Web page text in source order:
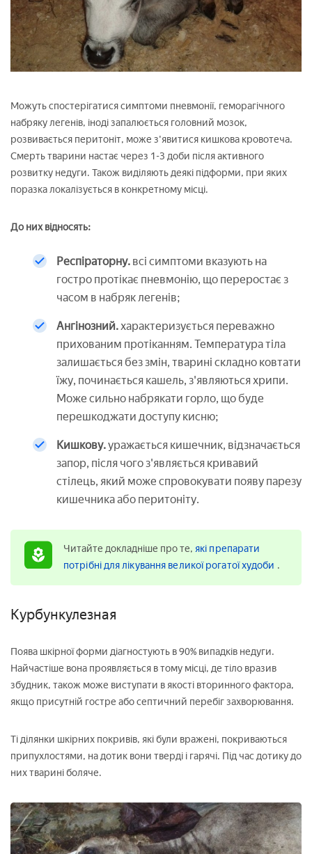
Можуть спостерігатися симптоми пневмонії, геморагічного
набряку легенів, іноді запалюється головний мозок,
розвивається перитоніт, може з'явитися кишкова кровотеча.
Смерть тварини настає через 1-3 доби після активного
розвитку недуги. Також виділяють деякі підформи, при яких
поразка локалізується в конкретному місці.
До них відносять:
Респіраторну. всі симптоми вказують на
гостро протікає пневмонію, що переростає з
часом в набряк легенів;
Ангінозний. характеризується переважно
прихованим протіканням. Температура тіла
залишається без змін, тварині складно ковтати
їжу, починається кашель, з'являються хрипи.
Може сильно набрякати горло, що буде
перешкоджати доступу кисню;
Кишкову.уражається кишечник, відзначається
запор, після чого з'являється кривавий
стілець, який може спровокувати появу парезу
кишечника або перитоніту.
Читайте докладніше про те, які препарати
потрібні для лікування великої рогатої худоби .
Курбункулезная
Поява шкірної форми діагностують в 90% випадків недуги.
Найчастіше вона проявляється в тому місці, де тіло вразив
збудник, також може виступати в якості вторинного фактора,
якщо присутній гостре або септичний перебіг захворювання.
Ті ділянки шкірних покривів, які були вражені, покриваються
припухлостями, на дотик вони тверді і гарячі. Під час дотику до
них тварині боляче.